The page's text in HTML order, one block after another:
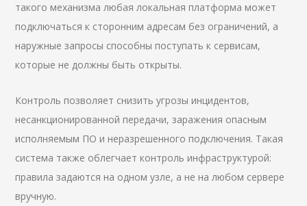
такого механизма любая локальная платформа может
подключаться к сторонним адресам без ограничений, а
наружные запросы способны поступать к сервисам,
которые не должны быть открыты.
Контроль позволяет снизить угрозы инцидентов,
несанкционированной передачи, заражения опасным
исполняемым ПО и неразрешенного подключения. Такая
система также облегчает контроль инфраструктурой:
правила задаются на одном узле, а не на любом сервере
вручную.